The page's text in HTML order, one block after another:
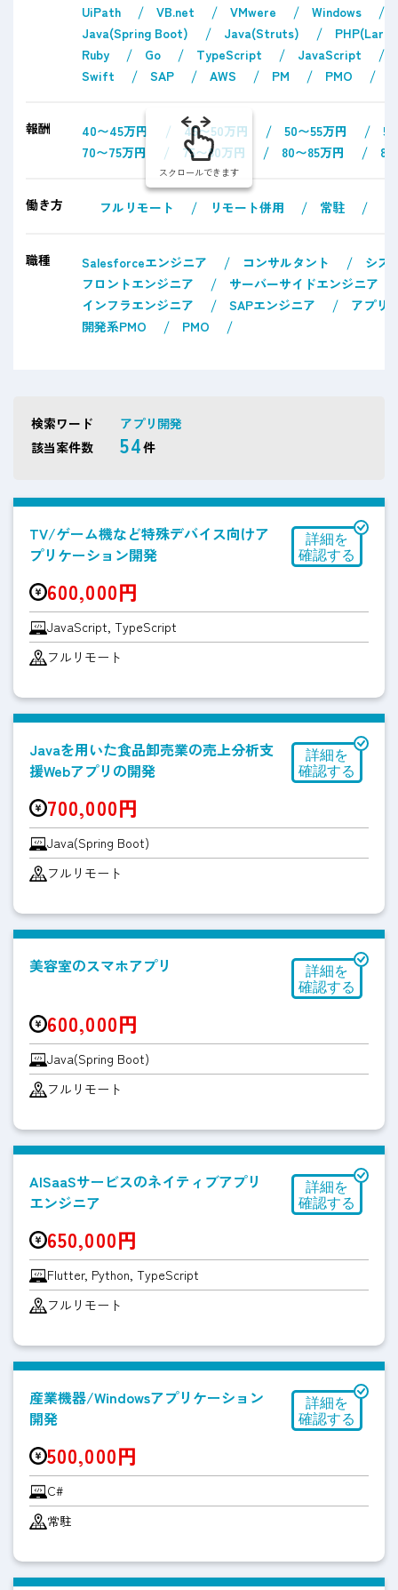
UiPath
VB.net VMwere Windows
Java(Spring Boot)
Java(Struts)
Ruby
Go TypeScript JavaScript
Swift
SAP AWS PM PMO
報酬 40〜45万円 45〜50万円 50〜55万円
70〜75万円
75〜80万円 80〜85万円 85
働き方 フルリモート リモート併用 常駐
職種 Salesforceエンジニア コンサルタント
シス
フロントエンジニア
サーバーサイドエンジニア
インフラエンジニア
SAPエンジニア
アプリ
開発系PMO
PMO
スクロールできます
検索ワード
アプリ開発
該当案件数
54件
TV/ゲーム機など特殊デバイス向けア
プリケーション開発
600,000円
JavaScript, TypeScript
フルリモート
Javaを用いた食品卸売業の売上分析支
援Webアプリの開発
700,000円
Java(Spring Boot)
フルリモート
美容室のスマホアプリ
600,000円
Java(Spring Boot)
フルリモート
AISaaSサービスのネイティブアプリ
エンジニア
650,000円
Flutter, Python, TypeScript
フルリモート
産業機器/Windowsアプリケーション
開発
500,000円
C#
常駐